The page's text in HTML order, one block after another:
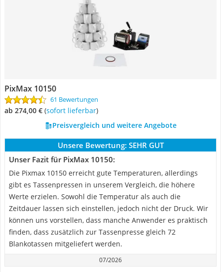
PixMax 10150
61 Bewertungen
ab 274,00 € ( Sofort lieferbar)
Preisvergleich und weitere Angebote
Unsere Bewertung: SEHR GUT
Unser Fazit für PixMax 10150:
Die Pixmax 10150 erreicht gute Temperaturen, allerdings
gibt es Tassenpressen in unserem Vergleich, die höhere
Werte erzielen. Sowohl die Temperatur als auch die
Zeitdauer lassen sich einstellen, jedoch nicht der Druck. Wir
können uns vorstellen, dass manche Anwender es praktisch
finden, dass zusätzlich zur Tassenpresse gleich 72
Blankotassen mitgeliefert werden.
07/2026